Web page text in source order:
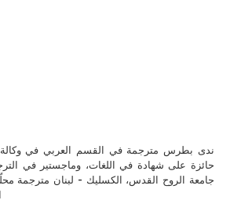
ندى بطرس مترجمة في القسم العربي في وكالة
حائزة على شهادة في اللغات، وماجستير في
جامعة الروح القدس، الكسليك - لبنان مترجمة